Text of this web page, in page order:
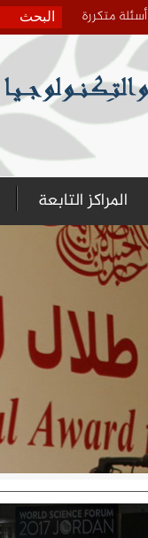
أسئلة متكررة استمارة البحث
‏بحث ‏
المراكز التابعة